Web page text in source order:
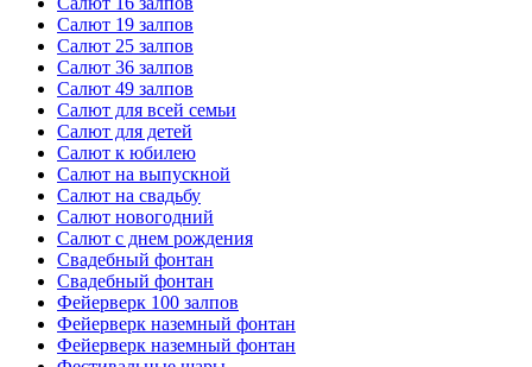
Салют 19 залпов
Салют 25 залпов
Салют 36 залпов
Салют 49 залпов
Салют для всей семьи
Салют для детей
Салют к юбилею
Салют на выпускной
Салют на свадьбу
Салют новогодний
Салют с днем рождения
Свадебный фонтан
Свадебный фонтан
Фейерверк 100 залпов
Фейерверк наземный фонтан
Фейерверк наземный фонтан